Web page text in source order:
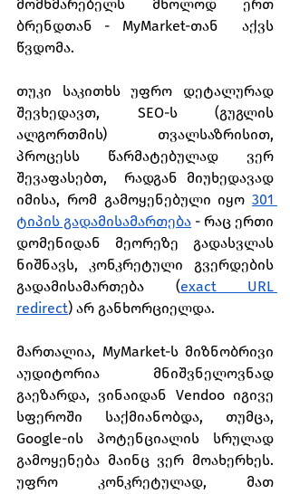
მომხმარებელს მხოლოდ ერთ
ბრენდთან - MyMarket-თან  აქვს
წვდომა.
თუკი საკითხს უფრო დეტალურად
შევხედავთ, SEO-ს (გუგლის
ალგორთმის) თვალსაზრისით,
პროცესს წარმატებულად ვერ
შევაფასებთ,  რადგან მიუხედავად
იმისა, რომ გამოყენებული იყო 301
ტიპის გადამისამართება - რაც ერთი
დომენიდან მეორეზე გადასვლას
ნიშნავს, კონკრეტული გვერდების
გადამისამართება (exact URL
redirect) არ განხორციელდა.
მართალია, MyMarket-ს მიზნობრივი
აუდიტორია მნიშვნელოვნად
გაეზარდა, ვინაიდან Vendoo იგივე
სფეროში საქმიანობდა, თუმცა,
Google-ის პოტენციალის სრულად
გამოყენება მაინც ვერ მოახერხეს.
უფრო კონკრეტულად, მათ